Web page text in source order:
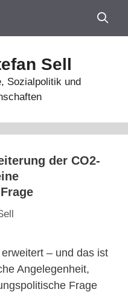
Sell
Sozialpolitik und
der CO2-
– und das ist
Angelegenheit,
Frage